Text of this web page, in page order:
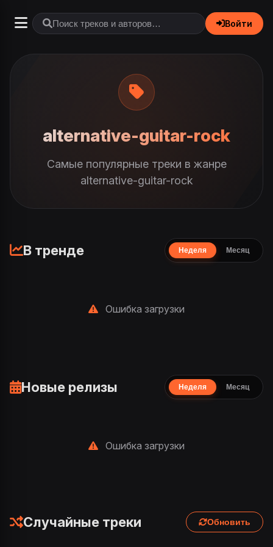
Войти
alternative-guitar-rock
Самые популярные треки в жанре
alternative-guitar-rock
В тренде Неделя Месяц
Ошибка загрузки
Новые релизы Неделя Месяц
Ошибка загрузки
Случайные треки Обновить